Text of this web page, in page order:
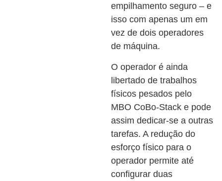
empilhamento seguro – e
isso com apenas um em
vez de dois operadores
de máquina.
O operador é ainda
libertado de trabalhos
físicos pesados pelo
MBO CoBo-Stack e pode
assim dedicar-se a outras
tarefas. A redução do
esforço físico para o
operador permite até
configurar duas